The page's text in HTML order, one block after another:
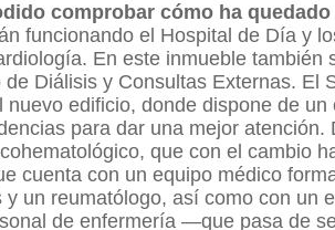
comprobar cómo ha
funcionando el Hospital de Día y
En este inmueble también
Diálisis y Consultas Externas. El
edificio, donde dispone de un
para dar una mejor atención.
que con el cambio
cuenta con un equipo médico
un reumatólogo, así como con un
de enfermería —que pasa de